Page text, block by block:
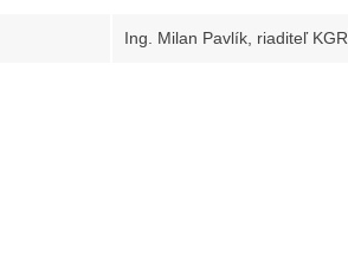
Ing. Milan Pavlík, riaditeľ KGR